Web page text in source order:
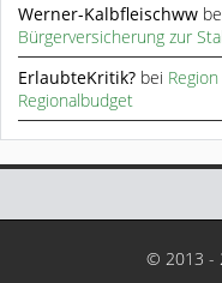
Werner-Kalbfleischww
Bürgerversicherung zur
ErlaubteKritik? bei
Regionalbudget
© 2013 -